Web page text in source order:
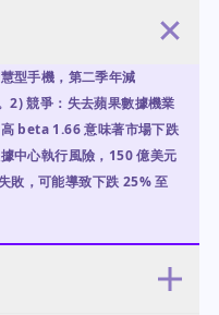
型手機，第二季年減
2) 競爭：失去蘋果數據機業
beta 1.66 意味著市場下跌
中心執行風險，150 億美元
敗，可能導致下跌 25% 至